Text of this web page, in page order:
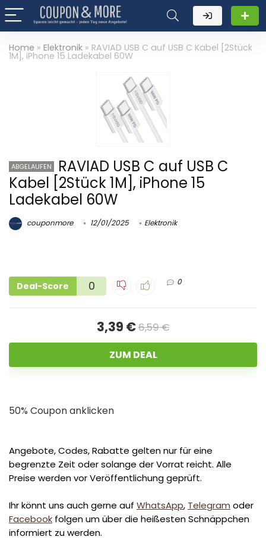
Home » Elektronik » RAVIAD USB C auf USB C Kabel [2Stück
1M], iPhone 15 Ladekabel 60W
ABGELAUFEN
RAVIAD USB C auf USB C
Kabel [2Stück 1M], iPhone 15
Ladekabel 60W
couponmore 12/01/2025 Elektronik
Deal-Score 0 0
3,39 €6,59 €
ZUM DEAL
50% Coupon anklicken
Angebote, Codes, Rabatte gelten nur für eine
begrenzte Zeit oder solange der Vorrat reicht. Alle
Preise werden vor Veröffentlichung geprüft.
Ihr könnt uns auch gerne auf WhatsApp, Telegram oder
Facebook folgen um über die heißesten Schnäppchen
informiert zu werden.